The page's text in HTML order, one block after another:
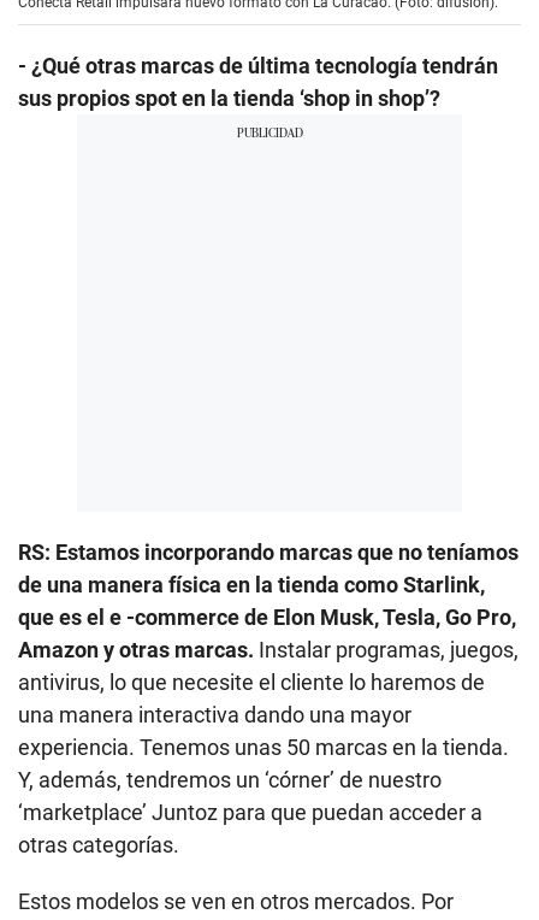
- ¿Qué otras marcas de última tecnología tendrán
sus propios spot en la tienda ‘shop in shop’?
RS: Estamos incorporando marcas que no teníamos
de una manera física en la tienda como Starlink,
que es el e -commerce de Elon Musk, Tesla, Go Pro,
Amazon y otras marcas. Instalar programas, juegos,
antivirus, lo que necesite el cliente lo haremos de
una manera interactiva dando una mayor
experiencia. Tenemos unas 50 marcas en la tienda.
Y, además, tendremos un ‘córner’ de nuestro
‘marketplace’ Juntoz para que puedan acceder a
otras categorías.
Estos modelos se ven en otros mercados. Por